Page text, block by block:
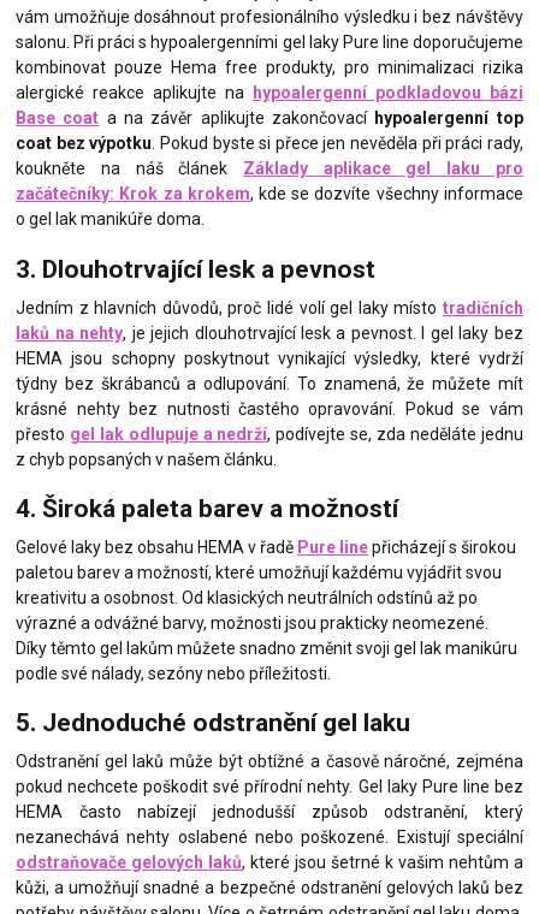
vám umožňuje dosáhnout profesionálního výsledku i bez návštěvy
salonu. Při práci s hypoalergenními gel laky Pure line doporučujeme
kombinovat pouze Hema free produkty, pro minimalizaci rizika
alergické reakce aplikujte na
hypoalergenní podkladovou bázi
Base coat a na závěr aplikujte zakončovací hypoalergenní top
coat bez výpotku. Pokud byste si přece jen nevěděla při práci rady,
koukněte na náš článek Základy aplikace gel laku pro
začátečníky: Krok za krokem, kde se dozvíte všechny informace
o gel lak manikúře doma.
3. Dlouhotrvající lesk a pevnost
Jedním z hlavních důvodů, proč lidé volí gel laky místo tradičních
laků na nehty, je jejich dlouhotrvající lesk a pevnost. I gel laky bez
HEMA jsou schopny poskytnout vynikající výsledky, které vydrží
týdny bez škrábanců a odlupování. To znamená, že můžete mít
krásné nehty bez nutnosti častého opravování. Pokud se vám
přesto gel lak odlupuje a nedrží, podívejte se, zda neděláte jednu
z chyb popsaných v našem článku.
4. Široká paleta barev a možností
Gelové laky bez obsahu HEMA v řadě Pure linepřicházejí s širokou
paletou barev a možností, které umožňují každému vyjádřit svou
kreativitu a osobnost. Od klasických neutrálních odstínů až po
výrazné a odvážné barvy, možnosti jsou prakticky neomezené.
Díky těmto gel lakům můžete snadno změnit svoji gel lak manikúru
podle své nálady, sezóny nebo příležitosti.
5. Jednoduché odstranění gel laku
Odstranění gel laků může být obtížné a časově náročné, zejména
pokud nechcete poškodit své přírodní nehty. Gel laky Pure line bez
HEMA často nabízejí jednodušší způsob odstranění, který
nezanechává nehty oslabené nebo poškozené. Existují speciální
odstraňovače gelových laků, které jsou šetrné k vašim nehtům a
kůži, a umožňují snadné a bezpečné odstranění gelových laků bez